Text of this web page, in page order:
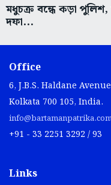
মধুচক্র বন্ধে কড়া
দফা...
Office
6, J.B.S. Haldane
Kolkata 700 105, India.
+91 - 33 2251 3292 / 93
Links